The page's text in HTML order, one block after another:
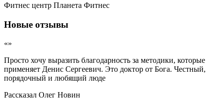
Фитнес центр Планета Фитнес
Новые отзывы
«»
Просто хочу выразить благодарность за методики, которые
применяет Денис Сергеевич. Это доктор от Бога. Честный,
порядочный и любящий люде
Рассказал Олег Новин